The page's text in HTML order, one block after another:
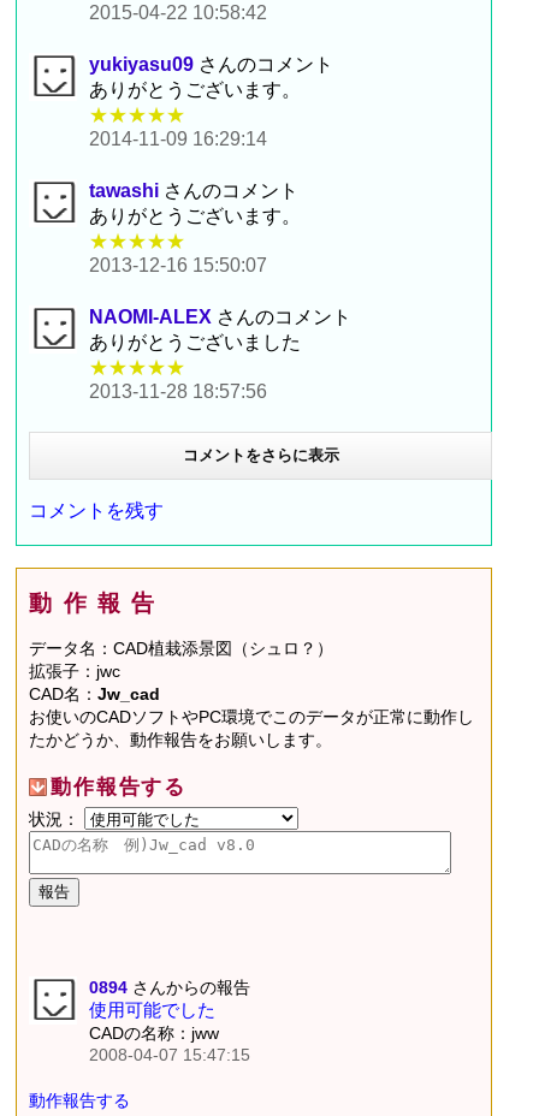
2015-04-22 10:58:42
yukiyasu09 さんのコメント
ありがとうございます。
★★★★★
2014-11-09 16:29:14
tawashi さんのコメント
ありがとうございます。
★★★★★
2013-12-16 15:50:07
NAOMI-ALEX さんのコメント
ありがとうございました
★★★★★
2013-11-28 18:57:56
コメントをさらに表示
コメントを残す
動作報告
データ名：CAD植栽添景図（シュロ？）
拡張子：jwc
CAD名：Jw_cad
お使いのCADソフトやPC環境でこのデータが正常に動作し
たかどうか、動作報告をお願いします。
動作報告する
状況：
0894 さんからの報告
使用可能でした
CADの名称：jww
2008-04-07 15:47:15
動作報告する